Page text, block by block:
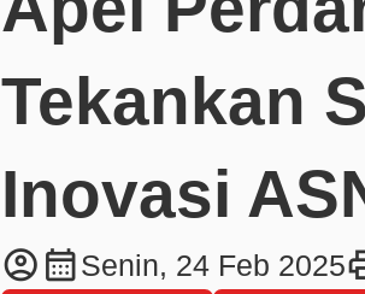
Tekankan
Inovasi
account_circlecalendar_monthSenin, 24 Feb 2025